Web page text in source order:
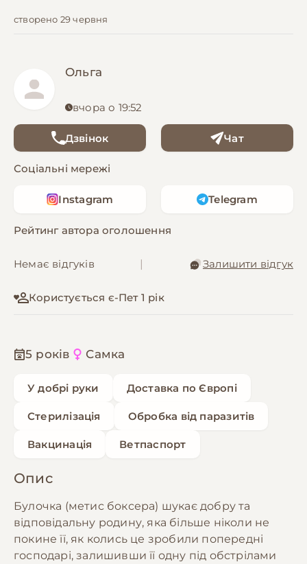
створено 29 червня
Ольга
вчора о 19:52
Дзвінок Чат
Соціальні мережі
Instagram Telegram
Рейтинг автора оголошення
Немає відгуків Залишити відгук
Користується є-Пет 1 рік
5 років Самка
У добрі руки Доставка по Європі
Стерилізація Обробка від паразитів
Вакцинація Ветпаспорт
Опис
Булочка (метис боксера) шукає добру та
відповідальну родину, яка більше ніколи не
покине її, як колись це зробили попередні
господарі, залишивши її одну під обстрілами